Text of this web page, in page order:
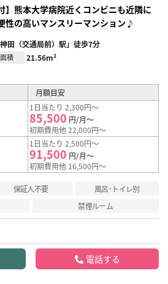
】熊本大学病院近くコンビニも近隣に
性の高いマンスリーマンション♪
田（交通局前）駅」徒歩7分
面積 21.56m²
月額目安
1日当たり 2,300円～
85,500 円/月～
初期費用他 22,000円～
1日当たり 2,500円～
91,500 円/月～
初期費用他 16,500円～
保証人不要
風呂･トイレ別
禁煙ルーム
電話する